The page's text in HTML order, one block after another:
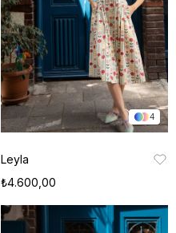
4
Leyla
₺4.600,00